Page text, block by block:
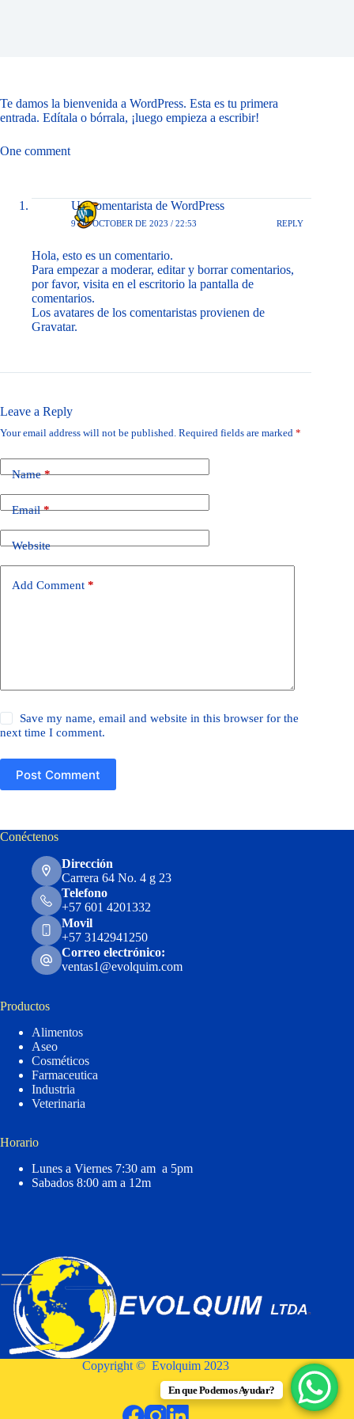
Te damos la bienvenida a WordPress. Esta es tu primera
entrada. Edítala o bórrala, ¡luego empieza a escribir!
One comment
Un comentarista de WordPress
9 DE OCTOBER DE 2023 / 22:53 REPLY
Hola, esto es un comentario.
Para empezar a moderar, editar y borrar comentarios,
por favor, visita en el escritorio la pantalla de
comentarios.
Los avatares de los comentaristas provienen de
Gravatar.
Leave a Reply
Your email address will not be published. Required fields are marked *
Name*
Email*
Website
Add Comment *
Save my name, email and website in this browser for the
next time I comment.
Post Comment
Conéctenos
Dirección
Carrera 64 No. 4 g 23
Telefono
+57 601 4201332
Movil
+57 3142941250
Correo electrónico:
ventas1@evolquim.com
Productos
Alimentos
Aseo
Cosméticos
Farmaceutica
Industria
Veterinaria
Horario
Lunes a Viernes 7:30 am a 5pm
Sabados 8:00 am a 12m
Copyright © Evolquim 2023
En que Podemos Ayudar?